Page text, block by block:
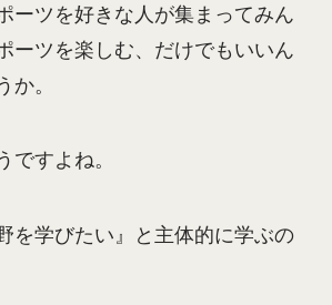
ーツを好きな人が集まってみん
ーツを楽しむ、だけでもいいん
か。
ですよね。
を学びたい』と主体的に学ぶの